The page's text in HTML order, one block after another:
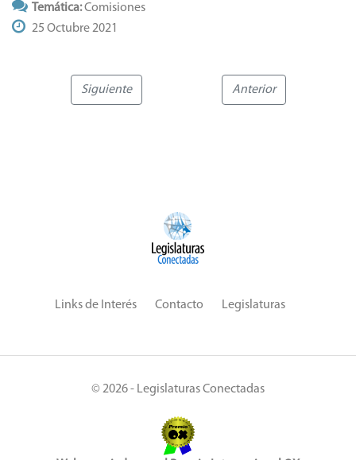
Temática:Comisiones
25 Octubre 2021
Siguiente Anterior
Links de Interés Contacto Legislaturas
© 2026 - Legislaturas Conectadas